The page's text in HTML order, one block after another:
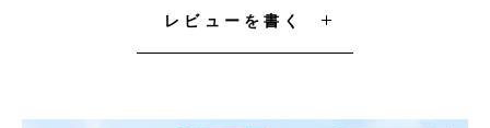
レビューを書く